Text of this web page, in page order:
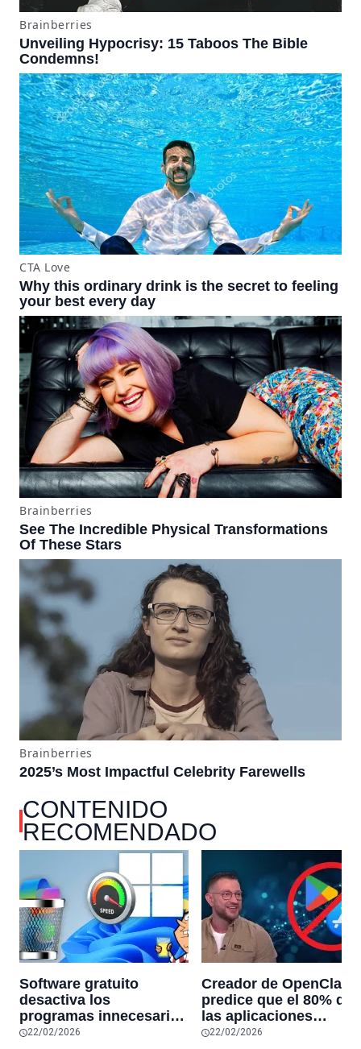
CONTENIDO
RECOMENDADO
Software gratuito
desactiva los
programas innecesarios
de Windows 11 y
22/02/2026
Creador de OpenClaw
predice que el 80% de
las aplicaciones
actuales
22/02/2026